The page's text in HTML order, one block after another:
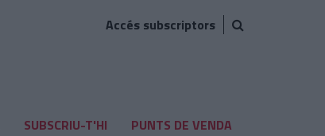
Accés subscriptors
SUBSCRIU-T'HI PUNTS DE VENDA